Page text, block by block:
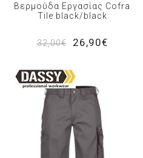
Βερμούδα Εργασίας Cofra
Tile black/black
32,00€ 26,90€